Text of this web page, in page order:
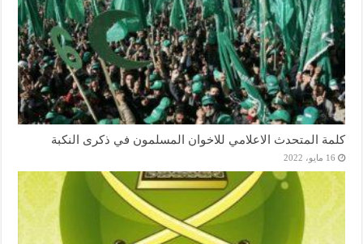
كلمة المتحدث الاعلامي للاخوان المسلمون في ذكرى النكبة
16 مايو، 2022